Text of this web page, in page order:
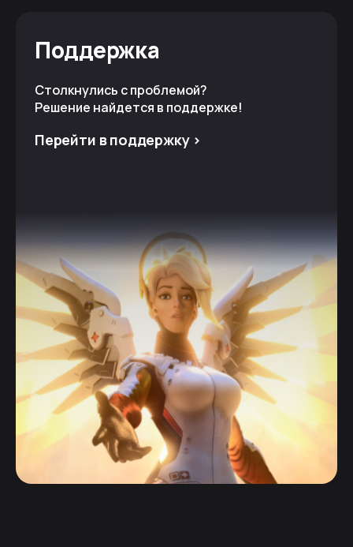
Поддержка
Столкнулись с проблемой?
Решение найдется в поддержке!
Перейти в поддержку >